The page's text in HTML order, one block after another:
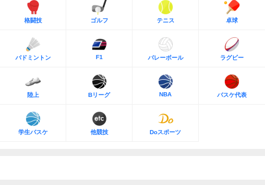
格闘技 ゴルフ テニス 卓球
バドミントン F1 バレーボール ラグビー
陸上 Bリーグ NBA バスケ代表
学生バスケ 他競技 Doスポーツ